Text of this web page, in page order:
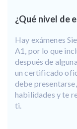
¿Qué nivel de
Hay exámenes
A1, por lo que
después de
un certificado
debe
habilidades y te
ti.